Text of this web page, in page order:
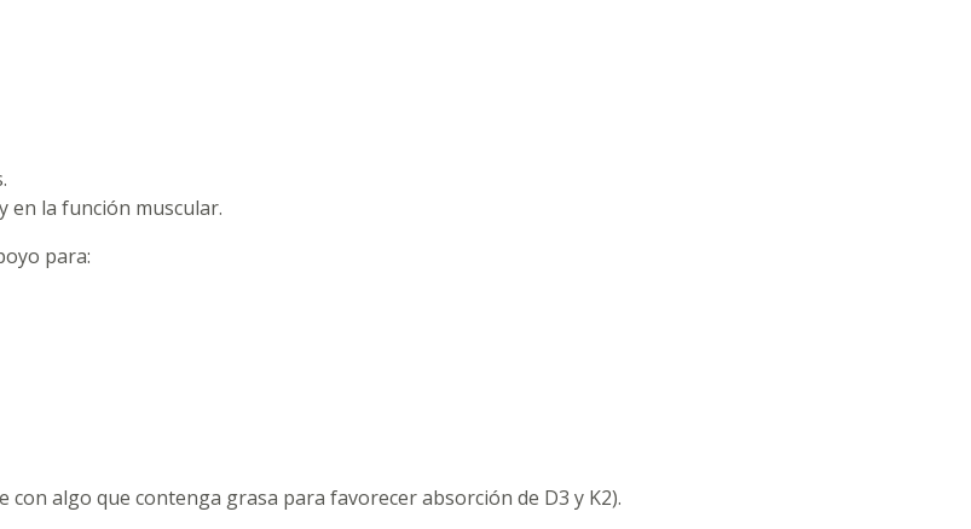
en la función muscular.
para:
algo que contenga grasa para favorecer absorción de D3 y K2).